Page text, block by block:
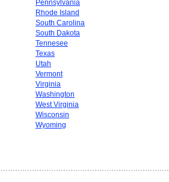
Pennsylvania
Rhode Island
South Carolina
South Dakota
Tennesee
Texas
Utah
Vermont
Virginia
Washington
West Virginia
Wisconsin
Wyoming